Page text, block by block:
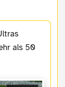
als 50